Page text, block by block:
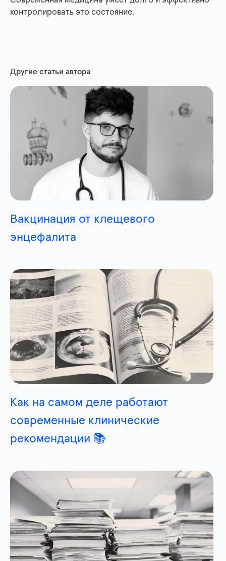
контролировать это состояние.
Другие статьи автора
Вакцинация от клещевого
энцефалита
Как на самом деле работают
современные клинические
рекомендации 📚